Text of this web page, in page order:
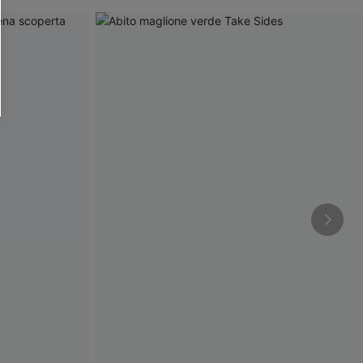
SCONT
i nostri
valutare il livello di coinvolgimento,